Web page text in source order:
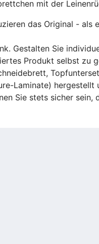
mit der
das Original -
Gestalten Sie
Produkt selbst zu
Laminate)
Sie stets sicher